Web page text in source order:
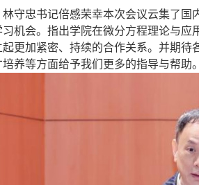
林守忠书记倍感荣幸本次会议云集了国
机会。指出学院在微分方程理论与应
更加紧密、 持续的合作关系。并期待
养等方面给予我们更多的指导与帮助。